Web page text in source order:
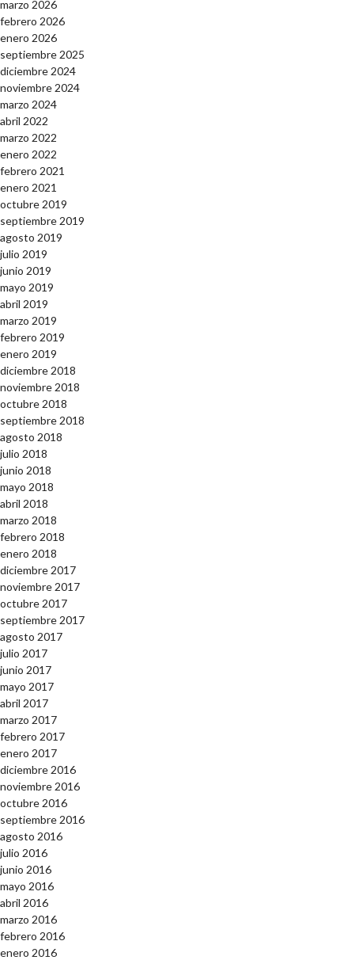
marzo 2026
febrero 2026
enero 2026
septiembre 2025
diciembre 2024
noviembre 2024
marzo 2024
abril 2022
marzo 2022
enero 2022
febrero 2021
enero 2021
octubre 2019
septiembre 2019
agosto 2019
julio 2019
junio 2019
mayo 2019
abril 2019
marzo 2019
febrero 2019
enero 2019
diciembre 2018
noviembre 2018
octubre 2018
septiembre 2018
agosto 2018
julio 2018
junio 2018
mayo 2018
abril 2018
marzo 2018
febrero 2018
enero 2018
diciembre 2017
noviembre 2017
octubre 2017
septiembre 2017
agosto 2017
julio 2017
junio 2017
mayo 2017
abril 2017
marzo 2017
febrero 2017
enero 2017
diciembre 2016
noviembre 2016
octubre 2016
septiembre 2016
agosto 2016
julio 2016
junio 2016
mayo 2016
abril 2016
marzo 2016
febrero 2016
enero 2016